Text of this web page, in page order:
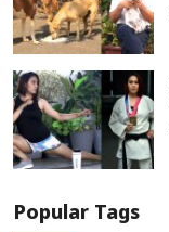
Popular Tags